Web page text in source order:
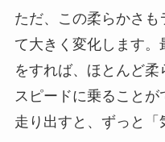
ただ、この柔らかさ
て大きく変化します
をすれば、ほとんど柔
スピードに乗ること
走り出すと、ずっと「